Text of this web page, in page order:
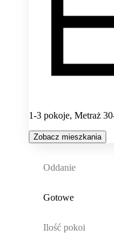
1-3 pokoje, Metraż
Zobacz mieszkania
Oddanie
Gotowe
Ilość pokoi